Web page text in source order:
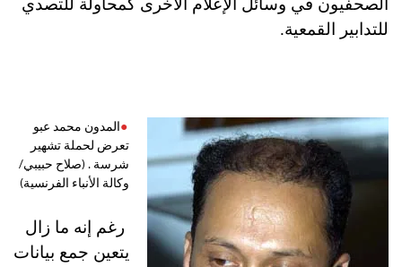
الصحفيون في وسائل الإعلام الأخرى كمحاولة للتصدي
للتدابير القمعية.
المدون محمد عبو
تعرض لحملة تشهير
شرسة . (صلاح حبيبي/
وكالة الأنباء الفرنسية)‏
رغم إنه ما زال
يتعين جمع بيانات